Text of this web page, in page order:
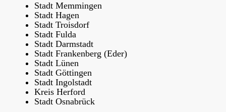
Stadt Memmingen
Stadt Hagen
Stadt Troisdorf
Stadt Fulda
Stadt Darmstadt
Stadt Frankenberg (Eder)
Stadt Lünen
Stadt Göttingen
Stadt Ingolstadt
Kreis Herford
Stadt Osnabrück